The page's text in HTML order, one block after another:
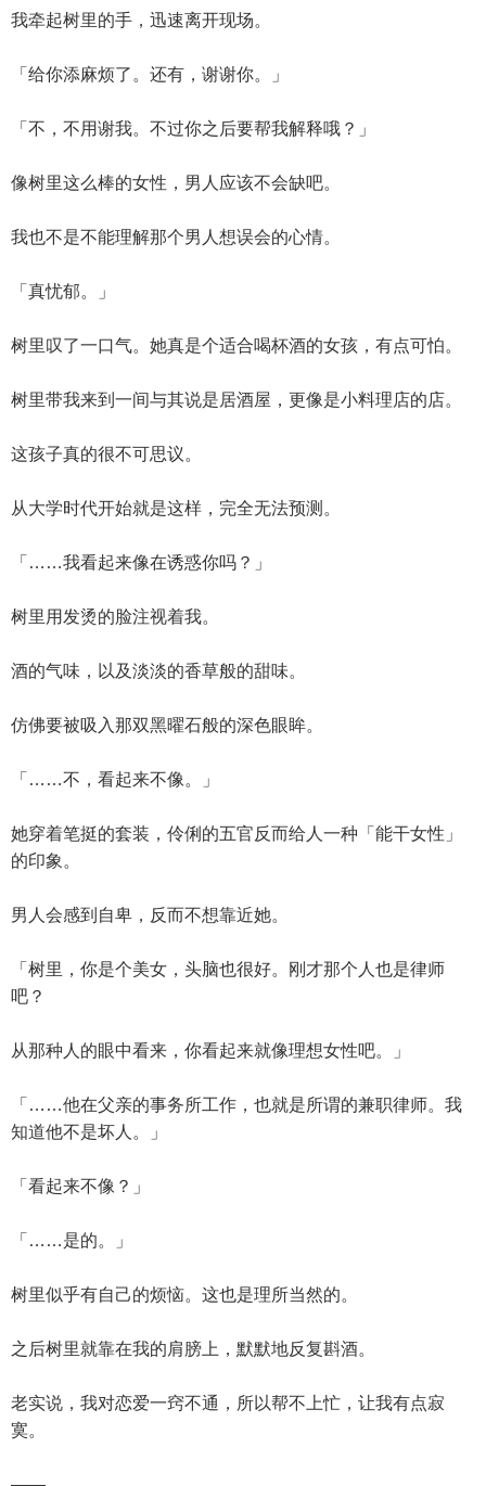
我牵起树里的手，迅速离开现场。
「给你添麻烦了。还有，谢谢你。」
「不，不用谢我。不过你之后要帮我解释哦？」
像树里这么棒的女性，男人应该不会缺吧。
我也不是不能理解那个男人想误会的心情。
「真忧郁。」
树里叹了一口气。她真是个适合喝杯酒的女孩，有点可怕。
树里带我来到一间与其说是居酒屋，更像是小料理店的店。
这孩子真的很不可思议。
从大学时代开始就是这样，完全无法预测。
「……我看起来像在诱惑你吗？」
树里用发烫的脸注视着我。
酒的气味，以及淡淡的香草般的甜味。
仿佛要被吸入那双黑曜石般的深色眼眸。
「……不，看起来不像。」
她穿着笔挺的套装，伶俐的五官反而给人一种「能干女性」
的印象。
男人会感到自卑，反而不想靠近她。
「树里，你是个美女，头脑也很好。刚才那个人也是律师
吧？
从那种人的眼中看来，你看起来就像理想女性吧。」
「……他在父亲的事务所工作，也就是所谓的兼职律师。我
知道他不是坏人。」
「看起来不像？」
「……是的。」
树里似乎有自己的烦恼。这也是理所当然的。
之后树里就靠在我的肩膀上，默默地反复斟酒。
老实说，我对恋爱一窍不通，所以帮不上忙，让我有点寂
寞。